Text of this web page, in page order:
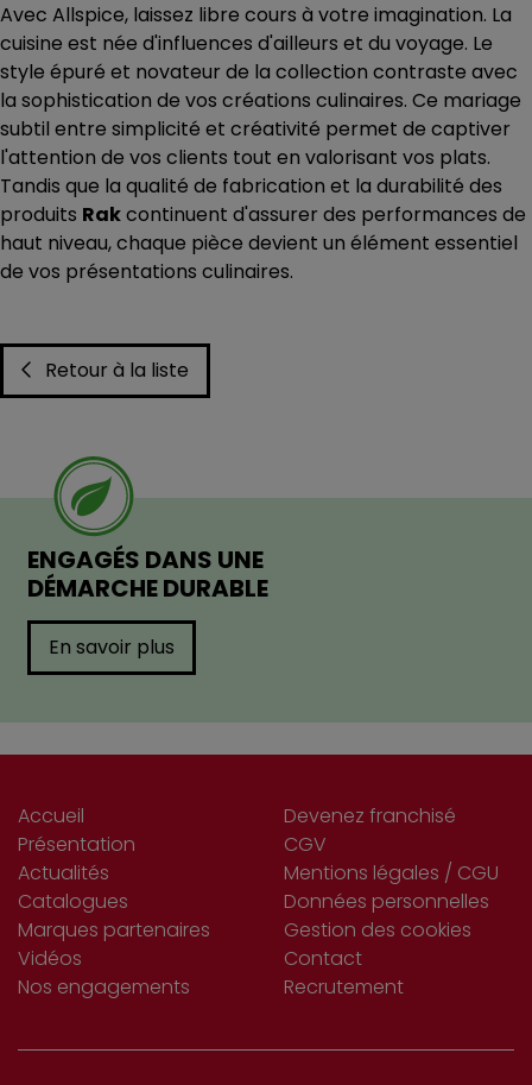
Avec Allspice, laissez libre cours à votre imagination. La
cuisine est née d'influences d'ailleurs et du voyage. Le
style épuré et novateur de la collection contraste avec
la sophistication de vos créations culinaires. Ce mariage
subtil entre simplicité et créativité permet de captiver
l'attention de vos clients tout en valorisant vos plats.
Tandis que la qualité de fabrication et la durabilité des
produits Rakcontinuent d'assurer des performances de
haut niveau, chaque pièce devient un élément essentiel
de vos présentations culinaires.
Retour à la liste
ENGAGÉS DANS UNE
DÉMARCHE DURABLE
En savoir plus
Accueil
Présentation
Actualités
Catalogues
Marques partenaires
Vidéos
Nos engagements
Devenez franchisé
CGV
Mentions légales / CGU
Données personnelles
Gestion des cookies
Contact
Recrutement